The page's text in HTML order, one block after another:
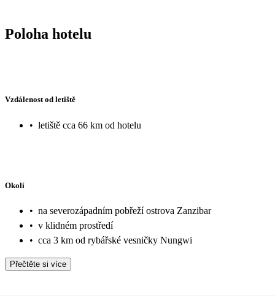
Poloha hotelu
Vzdálenost od letiště
• letiště cca 66 km od hotelu
Okolí
• na severozápadním pobřeží ostrova Zanzibar
• v klidném prostředí
• cca 3 km od rybářské vesničky Nungwi
Přečtěte si více